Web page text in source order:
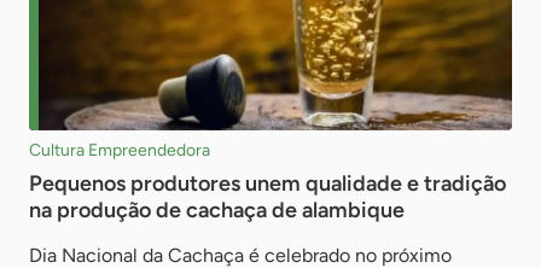
Cultura Empreendedora
Pequenos produtores unem qualidade e tradição
na produção de cachaça de alambique
Dia Nacional da Cachaça é celebrado no próximo